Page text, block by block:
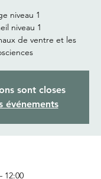
niveau 1
niveau 1
de ventre et les
sont closes
événements
12:00